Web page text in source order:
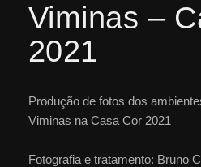
Viminas –
2021
Produção de fotos dos
Viminas na Casa Cor 2021
Fotografia e tratamento: Bruno